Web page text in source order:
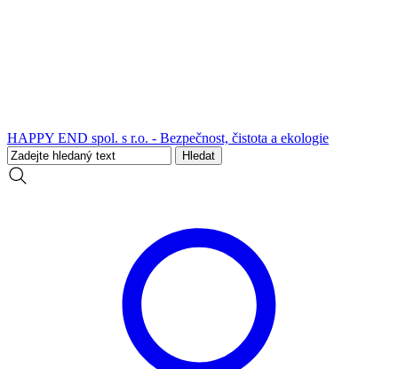
HAPPY END spol. s r.o. - Bezpečnost, čistota a ekologie